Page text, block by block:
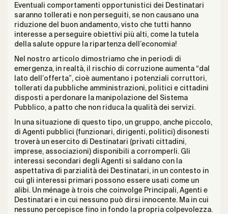
Eventuali comportamenti opportunistici dei Destinatari
saranno tollerati e non perseguiti, se non causano una
riduzione del buon andamento, visto che tutti hanno
interesse a perseguire obiettivi più alti, come la tutela
della salute oppure la ripartenza dell’economia!
Nel nostro articolo dimostriamo che in periodi di
emergenza, in realtà, il rischio di corruzione aumenta “dal
lato dell’offerta”, cioè aumentano i potenziali corruttori,
tollerati da pubbliche amministrazioni, politici e cittadini
disposti a perdonare la manipolazione del Sistema
Pubblico, a patto che non riduca la qualità dei servizi.
In una situazione di questo tipo, un gruppo, anche piccolo,
di Agenti pubblici (funzionari, dirigenti, politici) disonesti
troverà un esercito di Destinatari (privati cittadini,
imprese, associazioni) disponibili a corromperli. Gli
interessi secondari degli Agenti si saldano con la
aspettativa di parzialità dei Destinatari, in un contesto in
cui gli interessi primari possono essere usati come un
alibi. Un ménage à trois che coinvolge Principali, Agenti e
Destinatari e in cui nessuno può dirsi innocente. Ma in cui
nessuno percepisce fino in fondo la propria colpevolezza.